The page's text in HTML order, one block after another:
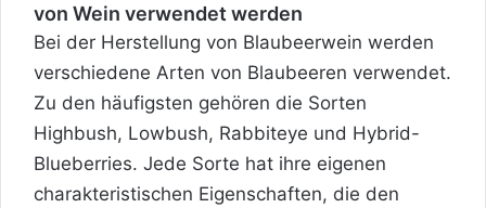
von Wein verwendet werden
Bei der Herstellung von Blaubeerwein werden
verschiedene Arten von Blaubeeren verwendet.
Zu den häufigsten gehören die Sorten
Highbush, Lowbush, Rabbiteye und Hybrid-
Blueberries. Jede Sorte hat ihre eigenen
charakteristischen Eigenschaften, die den